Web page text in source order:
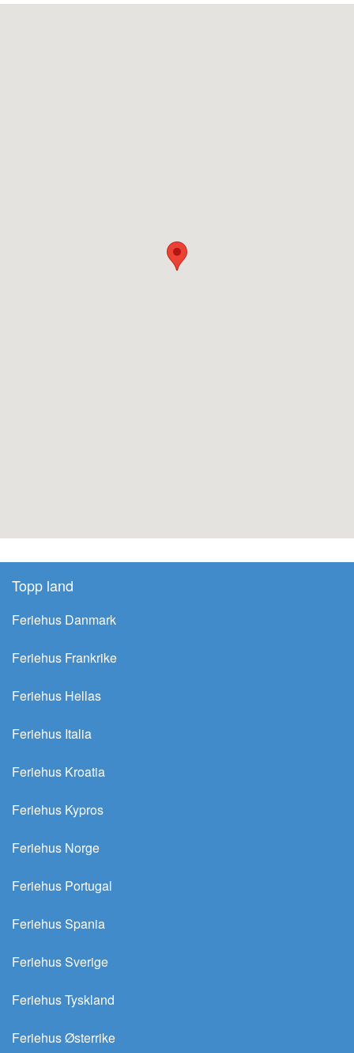
Topp land
Feriehus Danmark
Feriehus Frankrike
Feriehus Hellas
Feriehus Italia
Feriehus Kroatia
Feriehus Kypros
Feriehus Norge
Feriehus Portugal
Feriehus Spania
Feriehus Sverige
Feriehus Tyskland
Feriehus Østerrike